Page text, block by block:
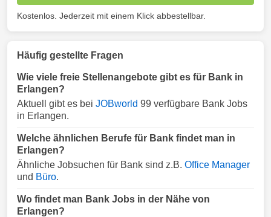
Kostenlos. Jederzeit mit einem Klick abbestellbar.
Häufig gestellte Fragen
Wie viele freie Stellenangebote gibt es für Bank in
Erlangen?
Aktuell gibt es bei JOBworld 99 verfügbare Bank Jobs
in Erlangen.
Welche ähnlichen Berufe für Bank findet man in
Erlangen?
Ähnliche Jobsuchen für Bank sind z.B. Office Manager
und Büro.
Wo findet man Bank Jobs in der Nähe von
Erlangen?